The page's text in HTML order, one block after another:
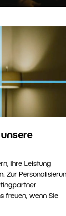
ihre Leistung
Zur
freuen, wenn Sie
Warner Home